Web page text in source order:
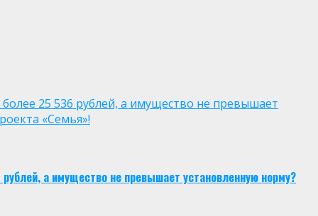
25 536 рублей, а имущество не превышает
«Семья»!
а имущество не превышает установленную норму?